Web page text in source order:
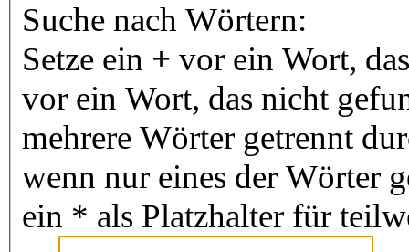
Suche nach Wörtern:
Setze ein + vor ein Wort,
vor ein Wort, das nicht
mehrere Wörter getrennt
wenn nur eines der Wörter
ein * als Platzhalter für